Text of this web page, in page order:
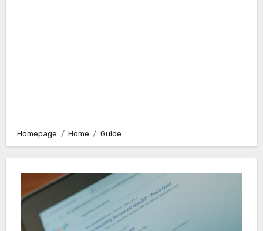
Homepage Home Guide